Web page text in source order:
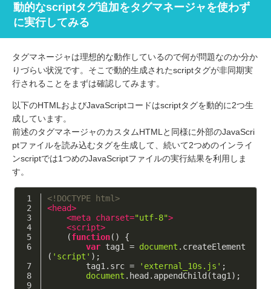
動的なscriptタグ追加をタグマネージャを使わず
に実行してみる
タグマネージャは理想的な動作しているので何が問題なのか分か
りづらい状況です。そこで動的生成されたscriptタグが非同期実
行されることをまずは確認してみます。
以下のHTMLおよびJavaScriptコードはscriptタグを動的に2つ生
成しています。
前述のタグマネージャのカスタムHTMLと同様に外部のJavaScri
ptファイルを読み込むタグを生成して、続いて2つめのインライ
ンscriptでは1つめのJavaScriptファイルの実行結果を利用しま
す。
<!DOCTYPE html>
<head>
<meta charset="utf-8">
<script>
    (
function( ) {
var tag1 = document .createElement
( 'script' );
        tag1.src =
'external_10s.js' ;
document .head.appendChild(tag1);